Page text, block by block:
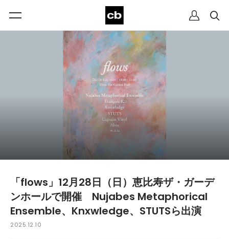
「flows」12月28日（日）恵比寿ザ・ガーデ
ンホールで開催 Nujabes Metaphorical
Ensemble、Knxwledge、STUTSら出演
2025.12.10